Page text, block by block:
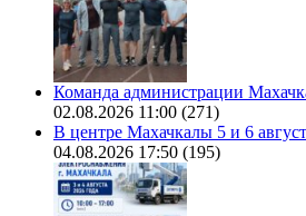
Команда администрации
02.08.2026 11:00 (271)
В центре Махачкалы 5 и 6
04.08.2026 17:50 (195)